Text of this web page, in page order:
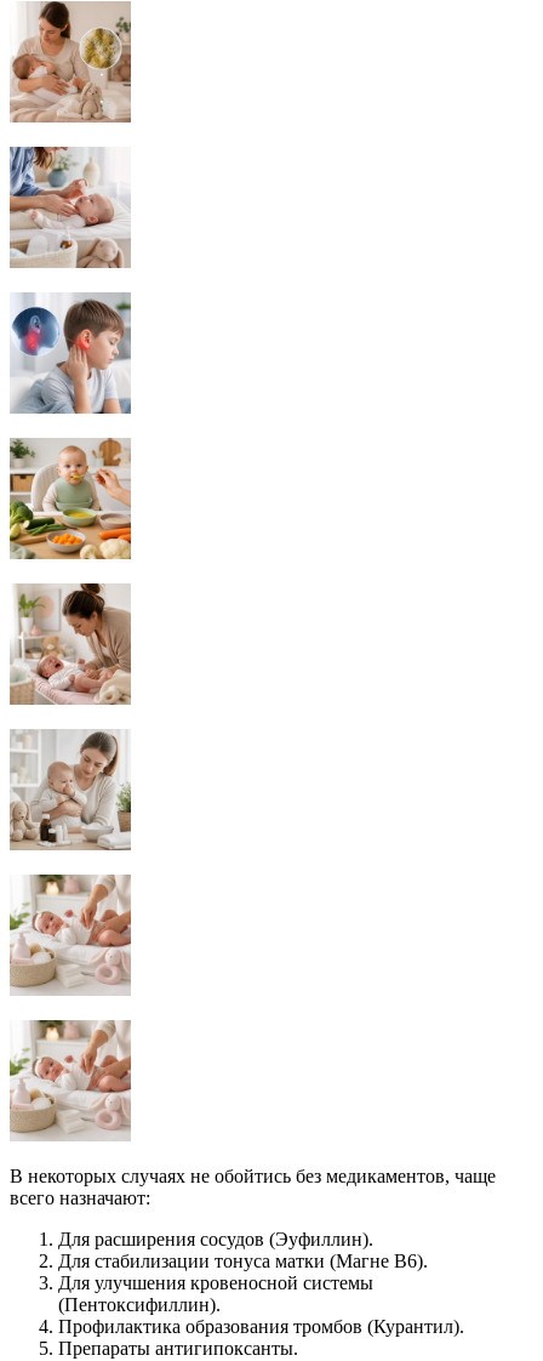
В некоторых случаях не обойтись без медикаментов, чаще
всего назначают:
Для расширения сосудов (Эуфиллин).
Для стабилизации тонуса матки (Магне В6).
Для улучшения кровеносной системы
(Пентоксифиллин).
Профилактика образования тромбов (Курантил).
Препараты антигипоксанты.